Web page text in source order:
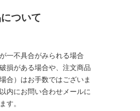
ついて
一不具合がみられる場合
損がある場合や、注文商品
合）はお手数ではございま
内にお問い合わせメールに
す。